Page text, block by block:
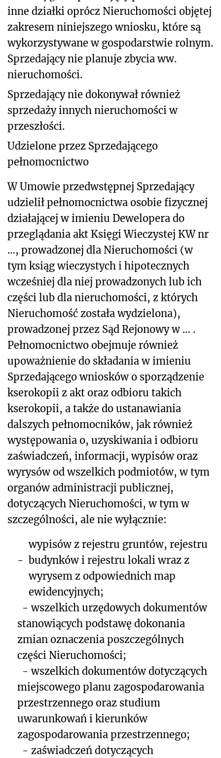
inne działki oprócz Nieruchomości objętej
zakresem niniejszego wniosku, które są
wykorzystywane w gospodarstwie rolnym.
Sprzedający nie planuje zbycia ww.
nieruchomości.
Sprzedający nie dokonywał również
sprzedaży innych nieruchomości w
przeszłości.
Udzielone przez Sprzedającego
pełnomocnictwo
W Umowie przedwstępnej Sprzedający
udzielił pełnomocnictwa osobie fizycznej
działającej w imieniu Dewelopera do
przeglądania akt Księgi Wieczystej KW nr
…, prowadzonej dla Nieruchomości (w
tym ksiąg wieczystych i hipotecznych
wcześniej dla niej prowadzonych lub ich
części lub dla nieruchomości, z których
Nieruchomość została wydzielona),
prowadzonej przez Sąd Rejonowy w … .
Pełnomocnictwo obejmuje również
upoważnienie do składania w imieniu
Sprzedającego wniosków o sporządzenie
kserokopii z akt oraz odbioru takich
kserokopii, a także do ustanawiania
dalszych pełnomocników, jak również
występowania o, uzyskiwania i odbioru
zaświadczeń, informacji, wypisów oraz
wyrysów od wszelkich podmiotów, w tym
organów administracji publicznej,
dotyczących Nieruchomości, w tym w
szczególności, ale nie wyłącznie:
-
wypisów z rejestru gruntów, rejestru
budynków i rejestru lokali wraz z
wyrysem z odpowiednich map
ewidencyjnych;
- wszelkich urzędowych dokumentów
stanowiących podstawę dokonania
zmian oznaczenia poszczególnych
części Nieruchomości;
- wszelkich dokumentów dotyczących
miejscowego planu zagospodarowania
przestrzennego oraz studium
uwarunkowań i kierunków
zagospodarowania przestrzennego;
- zaświadczeń dotyczących